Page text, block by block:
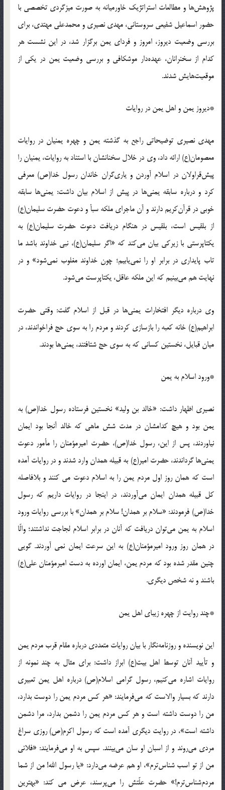
پژوهش‌ها و مطالعات استراتژیک خاورمیانه به صورت میزگردی تخصصی با
حضور اسماعیل شفیعی سروستانی، مهدی نصیری و محمدعلی مهتدی، برای
بررسی وضعیت دیروز، امروز و فردای یمن برگزار شد، در این نشست هر
کدام از سخنرانان، عهده‌دار موشکافی و بررسی وضعیت یمن در یکی از
موقعیت‌هایش شدند.
*دیروز یمن و اهل یمن در روایات
مهدی نصیری توضیحاتی راجع به گذشته یمن و چهره یمنیان در روایات
معصومان(ع) ارائه داد، وی در خلال سخنانشان با استناد به روایات، یمنیان را
پیش‌قراولان در اسلام آوردن و یاری‌گران خاندان رسول خدا(ص) معرفی
کرد و درباره سابقه یمنی‌ها در پیش از اسلام بیان داشت: یمنی‌ها سابقه
خوبی در قرآن‌کریم دارند و آن ماجرای ملکه سبأ و دعوت حضرت سلیمان(ع)
از بلقیس است، بلقیس در هنگام دریافت دعوت حضرت سلیمان(ع) به
یکتاپرستی با زیرکی بیان می‌کند که «اگر سلیمان(ع)، نبی خداوند باشد ما
تاب پایداری در برابر او را نمی‌یابیم؛ چون خداوند مغلوب نمی‌شود» و در
نهایت هم می‌بینیم که این ملکه عاقل، یکتاپرست می‌شود.
وی درباره دیگر افتخارات یمنی‌ها در قبل از اسلام گفت: وقتی حضرت
ابراهیم(ع) خانه کعبه را بازسازی کردند و مردم را به سوی حج فراخواندند، در
میان قبایل، نخستین کسانی که به سوی حج شتافتند، یمنی‌ها بودند.
*ورود اسلام به یمن
نصیری اظهار داشت: «خالد بن ولید» نخستین فرستاده رسول خدا(ص) به
یمن بود و هیچ کدامشان در مدت شش ماهی که خالد آنجا بود ایمان
نیاوردند، پس از این، رسول خدا(ص)، حضرت امیرمؤمنان را مأمور دعوت
یمنی‌ها گرداندند، حضرت امیر(ع) به قبیله همدان وارد شدند و در روایات آمده
است که همان روز اول مردم یمن را به اسلام دعوت می کنند و بلافاصله
کل قبیله همدان ایمان می‌آوردند، در اینجا در روایات داریم که رسول
خدا(ص) فرمودند: «سلام بر همدان! سلام بر همدان» با بررسی روایات ورود
اسلام به یمن می‌توان دریافت که آنان در برابر اسلام لجاجت نداشتند؛ والّا
در همان روز ورود امیرمؤمنان(ع) به این سرعت ایمان نمی آوردند. گویی
چنین مقدر شده بود که مردم یمن، ایمان اورده به دست امیرمؤمنان علی(ع)
باشند و نه شخص دیگری.
*چند روایت از چهره زیبای اهل یمن
این نویسنده و روزنامه‌نگار با بیان روایات متعددی درباره مقام قرب مردم یمن
و تأیید آنان توسط اهل بیت(ع) ابراز داشت: برای مثال به چند نمونه از
روایات اشاره می‌کنیم، رسول گرامی اسلام(ص) درباره اهل یمن تعبیری
دارند که بسیار والاست که می‌فرمایند: «هر کس مردم یمن را دوست بدارد،
من را دوست داشته است و هر کس مردم یمن را دشمن بدارد، مرا دشمن
داشته است»، در روایت دیگری آمده است که رسول اکرم(ص) روزی سراغ
مردی می‌روند و از اسبان او سان می‌بینند. سپس به او می‌فرمایند: «فلانی
من از تو اسب شناس‌ترم»، او هم عرضه می‌دارد: «یا رسول الله! من از شما
مردم‌شناس‌ترم!» حضرت علّتش را می‌پرسند، عرض می کند: «بهترین